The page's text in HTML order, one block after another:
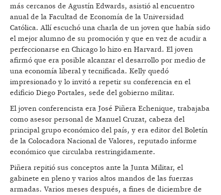
más cercanos de Agustín Edwards, asistió al encuentro
anual de la Facultad de Economía de la Universidad
Católica. Allí escuchó una charla de un joven que había sido
el mejor alumno de su promoción y que en vez de acudir a
perfeccionarse en Chicago lo hizo en Harvard. El joven
afirmó que era posible alcanzar el desarrollo por medio de
una economía liberal y tecnificada. Kelly quedó
impresionado y lo invitó a repetir su conferencia en el
edificio Diego Portales, sede del gobierno militar.
El joven conferencista era José Piñera Echenique, trabajaba
como asesor personal de Manuel Cruzat, cabeza del
principal grupo económico del país, y era editor del Boletín
de la Colocadora Nacional de Valores, reputado informe
económico que circulaba restringidamente.
Piñera repitió sus conceptos ante la Junta Militar, el
gabinete en pleno y varios altos mandos de las fuerzas
armadas. Varios meses después, a fines de diciembre de